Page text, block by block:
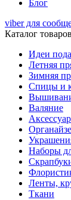
Блог
viber для
Каталог товаров
Идеи
Летняя
Зимняя
Спицы и
Валяние
Наборы
Ленты,
Ткани